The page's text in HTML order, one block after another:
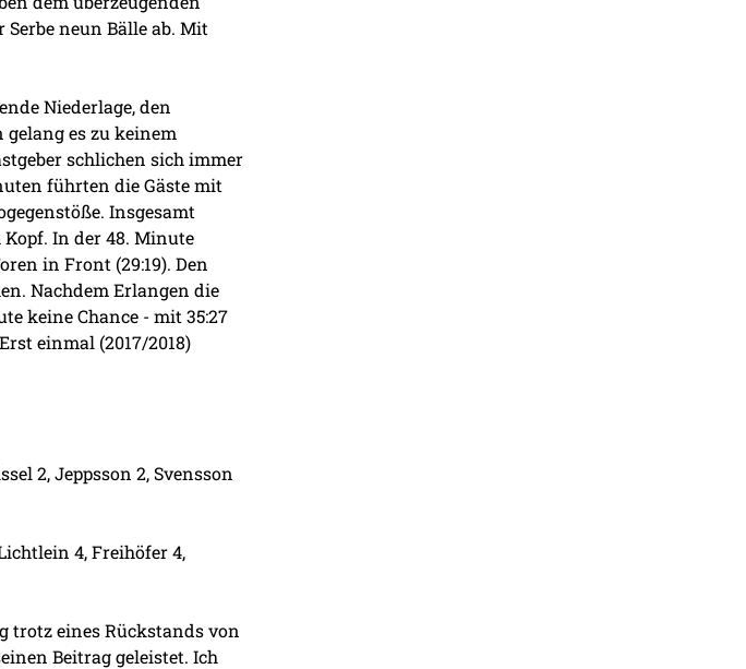
neun Bälle ab. Mit
Niederlage, den
es zu keinem
schlichen sich immer
führten die Gäste mit
Insgesamt
In der 48. Minute
in Front (29:19). Den
Nachdem Erlangen die
keine Chance - mit 35:27
einmal (2017/2018)
2, Jeppsson 2, Svensson
4, Freihöfer 4,
trotz eines Rückstands von
Beitrag geleistet. Ich